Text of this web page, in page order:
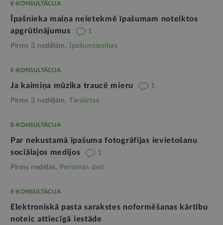
E-KONSULTĀCIJA
Īpašnieka maiņa neietekmē īpašumam noteiktos
apgrūtinājumus
1
Pirms 3 nedēļām, Īpašumtiesības
E-KONSULTĀCIJA
Ja kaimiņa mūzika traucē mieru 1
Pirms 3 nedēļām, Tieslietas
E-KONSULTĀCIJA
Par nekustamā īpašuma fotogrāfijas ievietošanu
sociālajos medijos
1
Pirms nedēļas, Personas dati
E-KONSULTĀCIJA
Elektroniskā pasta sarakstes noformēšanas kārtību
noteic attiecīgā iestāde